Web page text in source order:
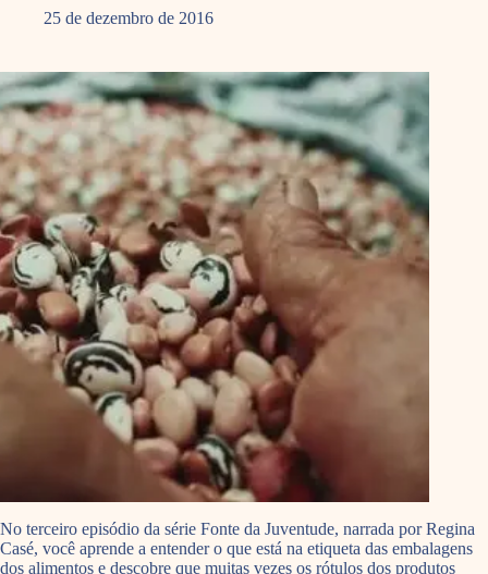
25 de dezembro de 2016
No terceiro episódio da série Fonte da Juventude, narrada por Regina
Casé, você aprende a entender o que está na etiqueta das embalagens
dos alimentos e descobre que muitas vezes os rótulos dos produtos